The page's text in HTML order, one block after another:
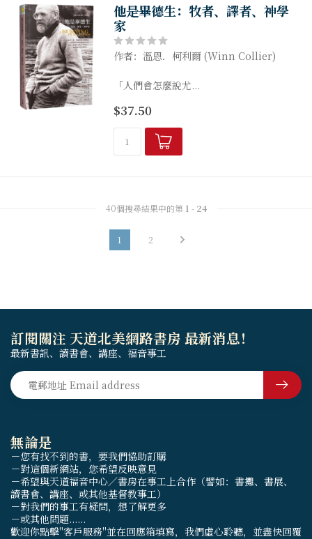
他是畢德生：牧者、譯者、神學
家
作者：溫恩．柯利爾 (Winn Collier)
「人們會怎麼說尤...
$37.50
40個搜尋結果中的第 1 - 24
1 2
無論是
－您有找不到的書，要我們協助訂購
－對這個新網站，您希望反映意見
－希望與天道福音中心／書房在事工上合作（譬如：書攤、書展、
讀書會、講座、或其他基督教事工）
－對我們的事工有疑問，想了解更多
－或其他問題......
歡迎你點擊"客戶服務"並在回應箱填寫，我們虛心聆聽，並盡快回覆
訂閱關注 天道北美網路書房 最新消息！
最新書訊、讀書會、講座、福音事工